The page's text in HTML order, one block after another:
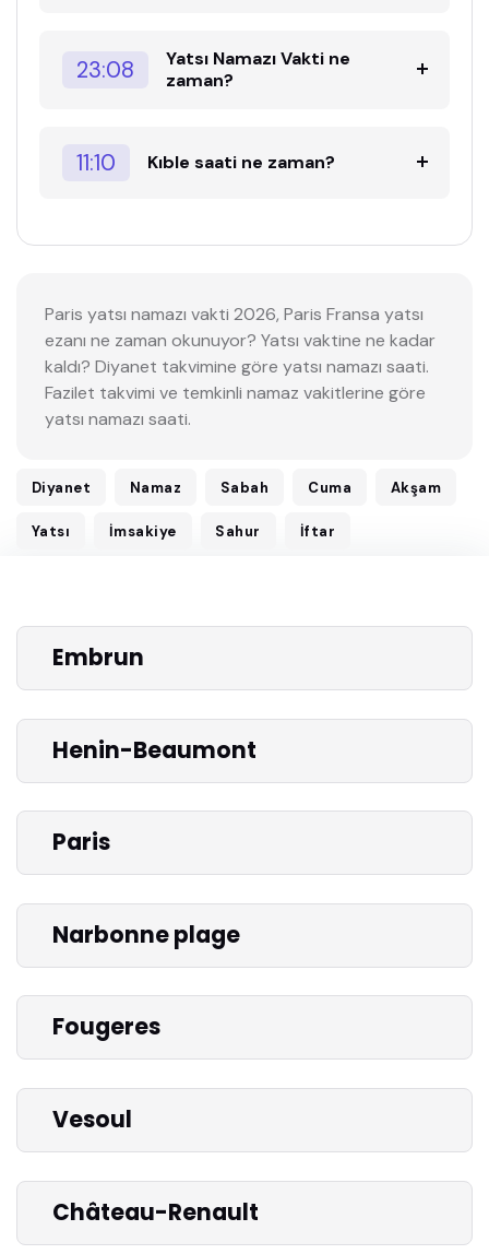
23:08
Yatsı Namazı Vakti ne
zaman?
11:10 Kıble saati ne zaman?
Paris yatsı namazı vakti 2026, Paris Fransa yatsı
ezanı ne zaman okunuyor? Yatsı vaktine ne kadar
kaldı? Diyanet takvimine göre yatsı namazı saati.
Fazilet takvimi ve temkinli namaz vakitlerine göre
yatsı namazı saati.
Diyanet Namaz Sabah Cuma Akşam
Yatsı İmsakiye Sahur İftar
Embrun
Henin-Beaumont
Paris
Narbonne plage
Fougeres
Vesoul
Château-Renault